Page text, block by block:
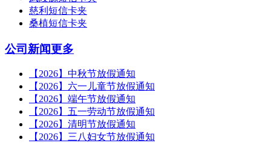
慈利短信卡夹
桑植短信卡夹
公司新闻更多
【2026】中秋节放假通知
【2026】六一儿童节放假通知
【2026】端午节放假通知
【2026】五一劳动节放假通知
【2026】清明节放假通知
【2026】三八妇女节放假通知